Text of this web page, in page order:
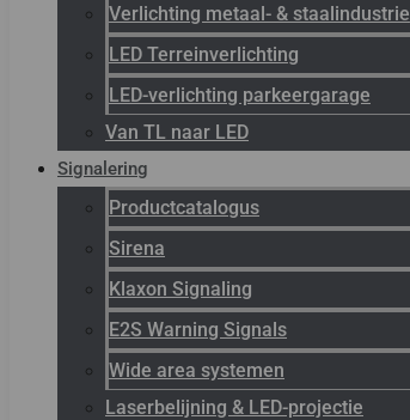
Verlichting metaal- & staalindustrie
LED Terreinverlichting
LED-verlichting parkeergarage
Van TL naar LED
Signalering
Productcatalogus
Sirena
Klaxon Signaling
E2S Warning Signals
Wide area systemen
Laserbelijning & LED-projectie